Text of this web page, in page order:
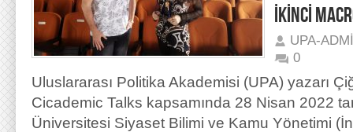
İKİNCİ
UPA-
0
Uluslararası Politika Akademisi (UPA) yazarı
Cicademic Talks kapsamında 28 Nisan 2022
Üniversitesi Siyaset Bilimi ve Kamu Yönetimi